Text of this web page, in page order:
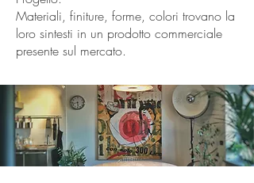
Materiali, finiture, forme, colori trovano la
loro sintesti in un prodotto commerciale
presente sul mercato.